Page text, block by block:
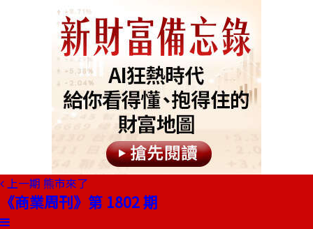
上一期 熊市來了
《商業周刊》第 1802 期